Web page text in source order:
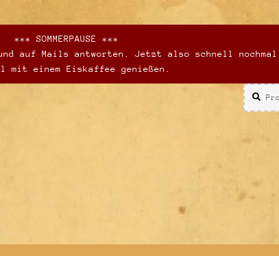
*** SOMMERPAUSE ***
auf Mails antworten. Jetzt also schnell nochmal
mit einem Eiskaffee genießen.
Suchen
nach:
Suchen